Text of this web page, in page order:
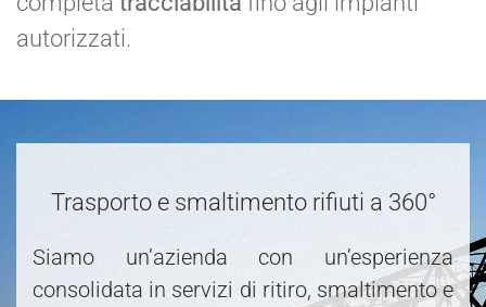
autorizzati.
Trasporto e smaltimento rifiuti a 360°
Siamo un’azienda con un’esperienza
consolidata in servizi di ritiro, smaltimento e